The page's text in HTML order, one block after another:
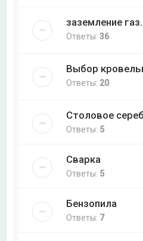
заземление
Ответы:36
Выбор
Ответы: 20
Столовое
Ответы: 5
Сварка
Ответы: 5
Бензопила
Ответы: 7